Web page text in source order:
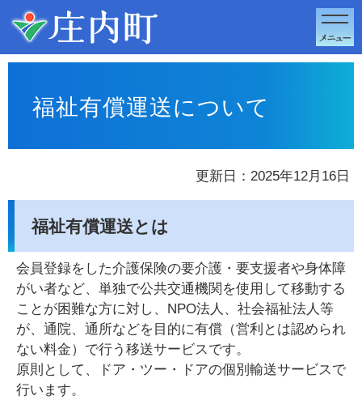
このページの本文へ移動
福祉有償運送について
更新日：2025年12月16日
福祉有償運送とは
会員登録をした介護保険の要介護・要支援者や身体障
がい者など、単独で公共交通機関を使用して移動する
ことが困難な方に対し、NPO法人、社会福祉法人等
が、通院、通所などを目的に有償（営利とは認められ
ない料金）で行う移送サービスです。
原則として、ドア・ツー・ドアの個別輸送サービスで
行います。